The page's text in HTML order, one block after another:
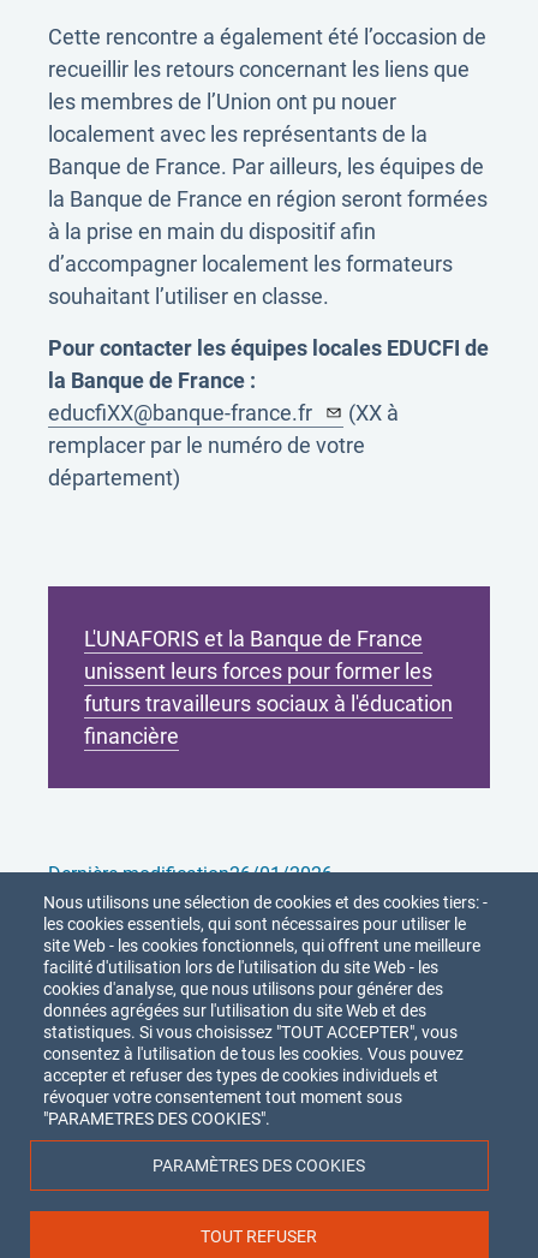
Cette rencontre a également été l’occasion de
recueillir les retours concernant les liens que
les membres de l’Union ont pu nouer
localement avec les représentants de la
Banque de France. Par ailleurs, les équipes de
la Banque de France en région seront formées
à la prise en main du dispositif afin
d’accompagner localement les formateurs
souhaitant l’utiliser en classe.
Pour contacter les équipes locales EDUCFI de
la Banque de France :
educfiXX@banque-france.fr
(XX à
remplacer par le numéro de votre
département)
L'UNAFORIS et la Banque de France
unissent leurs forces pour former les
futurs travailleurs sociaux à l'éducation
financière
Dernière modification26/01/2026
Partager
Union Nationale desActeursde FOrmation
et de Recherche en Intervention Sociale
8 rue Mayran - 75009 PARIS
Menu
Qui sommes-nous ?
Nous suivre
Youtube
Nous utilisons une sélection de cookies et des cookies tiers: -
les cookies essentiels, qui sont nécessaires pour utiliser le
site Web - les cookies fonctionnels, qui offrent une meilleure
facilité d'utilisation lors de l'utilisation du site Web - les
cookies d'analyse, que nous utilisons pour générer des
données agrégées sur l'utilisation du site Web et des
statistiques. Si vous choisissez "TOUT ACCEPTER", vous
consentez à l'utilisation de tous les cookies. Vous pouvez
accepter et refuser des types de cookies individuels et
révoquer votre consentement tout moment sous
"PARAMETRES DES COOKIES".
PARAMÈTRES DES COOKIES
TOUT REFUSER